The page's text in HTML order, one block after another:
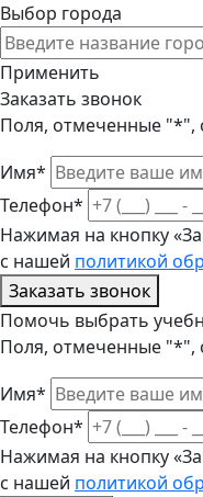
Выбор города
Применить
Заказать звонок
Поля, отмеченные "*",
Имя*
Телефон*
Нажимая на кнопку
с нашей политикой
Заказать звонок
Помочь выбрать
Поля, отмеченные "*",
Имя*
Телефон*
Нажимая на кнопку
с нашей политикой